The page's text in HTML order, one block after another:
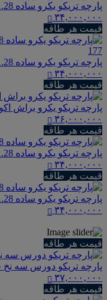
پارچه تریکو یکرو ساده 1.28 سوپر گردباف نوریس | آبی لی
۳۴,۰۰۰,۰۰۰
قیمت هر طاقه
پارچه تریکو یکرو ساده 1.28 سوپر گردباف نوریس | فیروزه ای 177
۳۴,۰۰۰,۰۰۰
قیمت هر طاقه
پارچه تریکو یکرو براش اکوسافت 1.26 گردباف
۳۶,۰۰۰,۰۰۰
قیمت هر طاقه
پارچه تریکو یکرو ساده 1.28 سوپر گردباف نوریس | گلبهی
۳۴,۰۰۰,۰۰۰
قیمت هر طاقه
پارچه تریکو یکرو ساده 1.28 سوپر گردباف نوریس | کرم
۳۴,۰۰۰,۰۰۰
قیمت هر طاقه
پارچه تریکو دورس سه نخ
۳۷,۰۰۰,۰۰۰
قیمت هر طاقه